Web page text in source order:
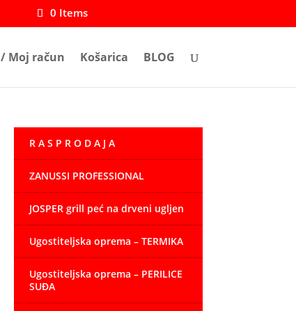
0 Items
Moj račun Košarica BLOG
R A S P R O D A J A
ZANUSSI PROFESSIONAL
JOSPER grill peć na drveni ugljen
Ugostiteljska oprema – TERMIKA
Ugostiteljska oprema – PERILICE
SUĐA